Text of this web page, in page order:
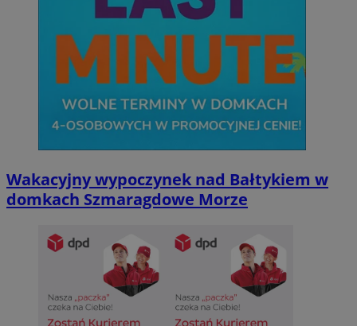
Wakacyjny wypoczynek nad Bałtykiem w
domkach Szmaragdowe Morze